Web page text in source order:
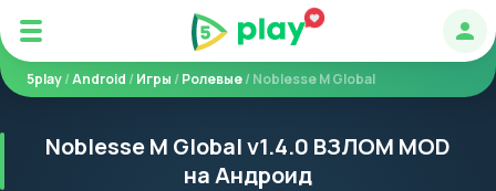
5play/Android /Игры /Ролевые/ Noblesse M Global
Noblesse M Global v1.4.0 ВЗЛОМ MOD
на Андроид